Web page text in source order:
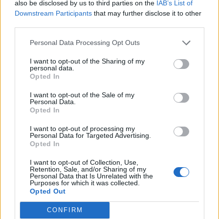
also be disclosed by us to third parties on the IAB’s List of
Downstream Participants that may further disclose it to other
Personal Data Processing Opt Outs
I want to opt-out of the Sharing of my
personal data.
Opted In
I want to opt-out of the Sale of my
Personal Data.
Opted In
I want to opt-out of processing my
Personal Data for Targeted Advertising.
Opted In
I want to opt-out of Collection, Use,
Retention, Sale, and/or Sharing of my
Personal Data that Is Unrelated with the
Purposes for which it was collected.
Opted Out
CONFIRM
Fakta om Sundancer 400
Annonse
Bredde: 4,11 meter
Vekt: 12 935 kg
Drivstoff 1211 liter
Vann: 378 liter
Antall personer 6